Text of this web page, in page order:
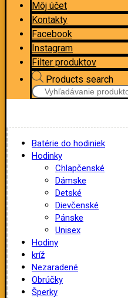
Môj účet
Kontakty
Facebook
Instagram
Filter produktov
Products search
Batérie do hodiniek
Hodinky
Chlapčenské
Dámske
Detské
Dievčenské
Pánske
Unisex
Hodiny
kríž
Nezaradené
Obrúčky
Šperky